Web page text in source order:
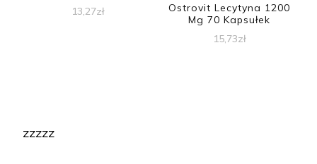
13,27zł
Ostrovit Lecytyna 1200
Mg 70 Kapsułek
15,73zł
zzzzz